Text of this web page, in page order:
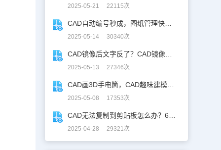
2025-05-21 22115次
2025-05-14 30340次
2025-05-13 27346次
2025-05-08 17353次
2025-04-28 29321次